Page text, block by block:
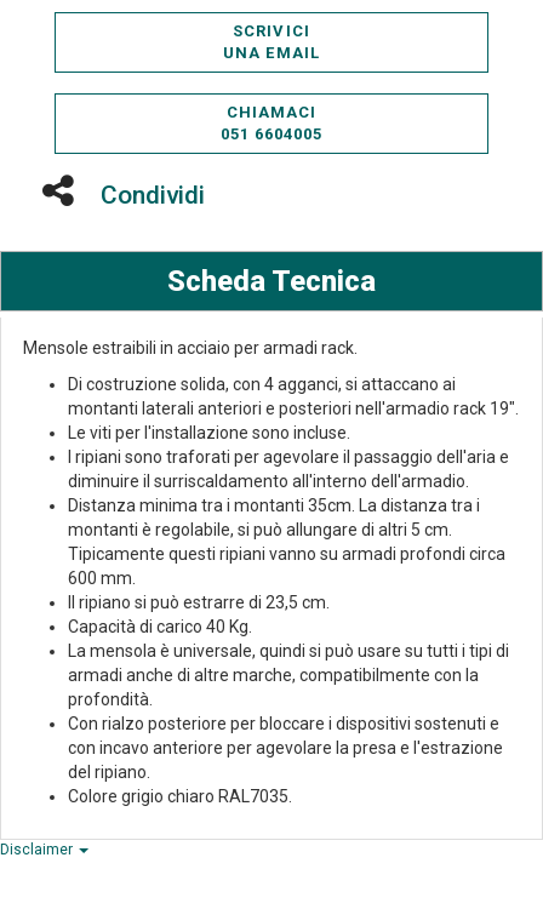
SCRIVICI
UNA EMAIL
CHIAMACI
051 6604005
Condividi
Scheda Tecnica
Mensole estraibili in acciaio per armadi rack.
Di costruzione solida, con 4 agganci, si attaccano ai
montanti laterali anteriori e posteriori nell'armadio rack 19".
Le viti per l'installazione sono incluse.
I ripiani sono traforati per agevolare il passaggio dell'aria e
diminuire il surriscaldamento all'interno dell'armadio.
Distanza minima tra i montanti 35cm. La distanza tra i
montanti è regolabile, si può allungare di altri 5 cm.
Tipicamente questi ripiani vanno su armadi profondi circa
600 mm.
Il ripiano si può estrarre di 23,5 cm.
Capacità di carico 40 Kg.
La mensola è universale, quindi si può usare su tutti i tipi di
armadi anche di altre marche, compatibilmente con la
profondità.
Con rialzo posteriore per bloccare i dispositivi sostenuti e
con incavo anteriore per agevolare la presa e l'estrazione
del ripiano.
Colore grigio chiaro RAL7035.
Disclaimer